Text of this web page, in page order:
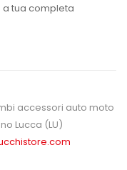
tua completa
accessori auto moto
Lucca (LU)